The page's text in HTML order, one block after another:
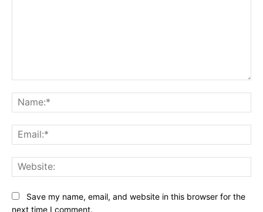
Save my name, email, and website in this browser for the
next time I comment.